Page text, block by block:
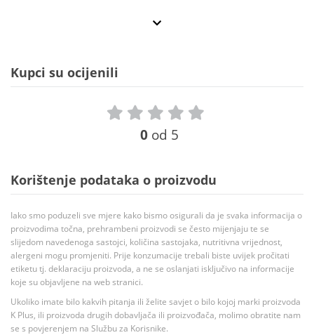
Kupci su ocijenili
0 od 5
Korištenje podataka o proizvodu
Iako smo poduzeli sve mjere kako bismo osigurali da je svaka informacija o
proizvodima točna, prehrambeni proizvodi se često mijenjaju te se
slijedom navedenoga sastojci, količina sastojaka, nutritivna vrijednost,
alergeni mogu promjeniti. Prije konzumacije trebali biste uvijek pročitati
etiketu tj. deklaraciju proizvoda, a ne se oslanjati isključivo na informacije
koje su objavljene na web stranici.
Ukoliko imate bilo kakvih pitanja ili želite savjet o bilo kojoj marki proizvoda
K Plus, ili proizvoda drugih dobavljača ili proizvođača, molimo obratite nam
se s povjerenjem na Službu za Korisnike.